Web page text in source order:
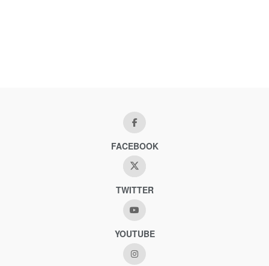
FACEBOOK
TWITTER
YOUTUBE